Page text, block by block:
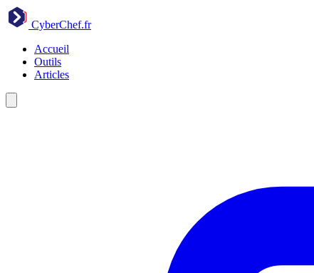
CyberChef.fr
Accueil
Outils
Articles